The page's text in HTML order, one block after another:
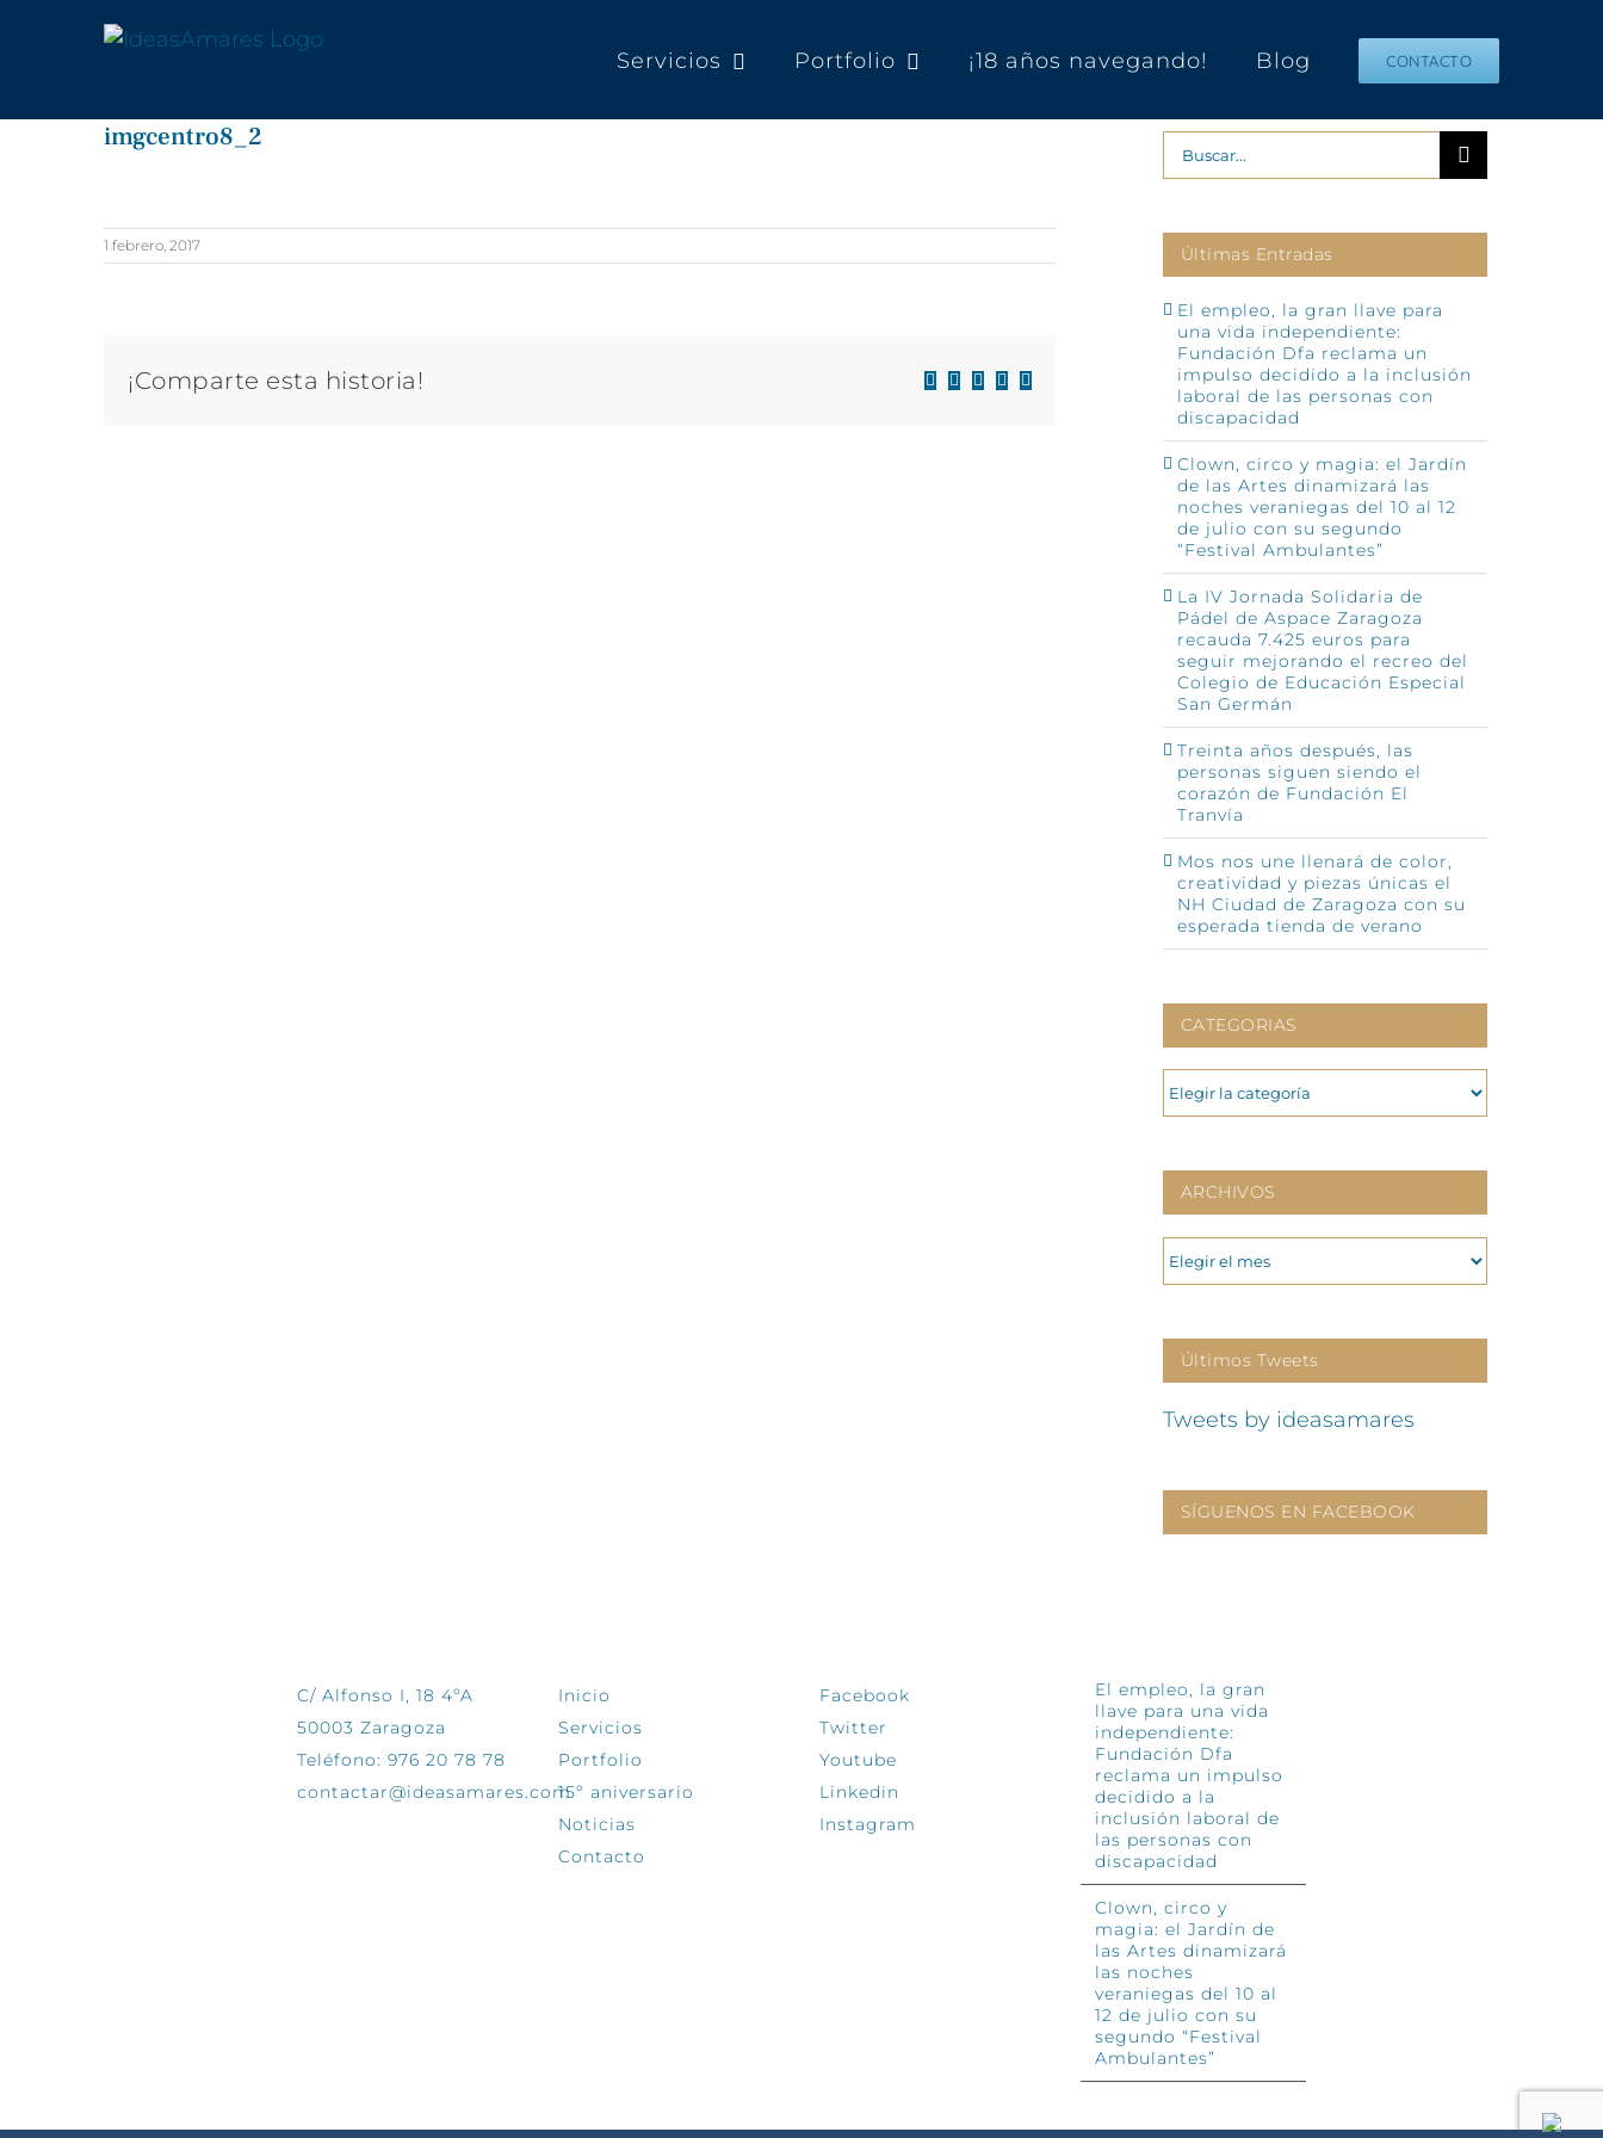
Servicios Portfolio ¡18 años navegando! Blog CONTACTO
imgcentro8_2
1 febrero, 2017
¡Comparte esta historia! Facebook
X LinkedIn
WhatsApp
Correo
Buscar:
Últimas Entradas
El empleo, la gran llave para
una vida independiente:
Fundación Dfa reclama un
impulso decidido a la inclusión
laboral de las personas con
discapacidad
Clown, circo y magia: el Jardín
de las Artes dinamizará las
noches veraniegas del 10 al 12
de julio con su segundo
“Festival Ambulantes”
La IV Jornada Solidaria de
Pádel de Aspace Zaragoza
recauda 7.425 euros para
seguir mejorando el recreo del
Colegio de Educación Especial
San Germán
Treinta años después, las
personas siguen siendo el
corazón de Fundación El
Tranvía
Mos nos une llenará de color,
creatividad y piezas únicas el
NH Ciudad de Zaragoza con su
esperada tienda de verano
CATEGORIAS
CATEGORIAS
ARCHIVOS
ARCHIVOS
Últimos Tweets
Tweets by ideasamares
SÍGUENOS EN FACEBOOK
C/ Alfonso I, 18 4ºA
50003 Zaragoza
Teléfono: 976 20 78 78
contactar@ideasamares.com
Inicio
Servicios
Portfolio
15º aniversario
Noticias
Contacto
Facebook
Twitter
Youtube
Linkedin
Instagram
El empleo, la gran
llave para una vida
independiente:
Fundación Dfa
reclama un impulso
decidido a la
inclusión laboral de
las personas con
discapacidad
Clown, circo y
magia: el Jardín de
las Artes dinamizará
las noches
veraniegas del 10 al
12 de julio con su
segundo “Festival
Ambulantes”